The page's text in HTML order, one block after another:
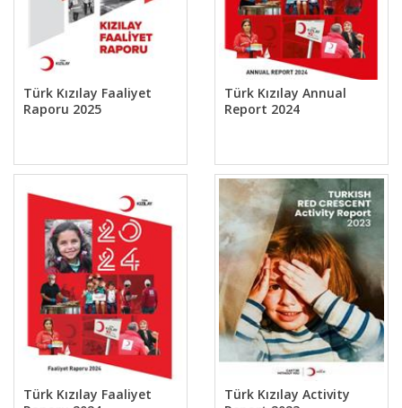
Türk Kızılay Faaliyet
Raporu 2025
Türk Kızılay Annual
Report 2024
Türk Kızılay Faaliyet
Türk Kızılay Activity